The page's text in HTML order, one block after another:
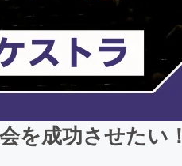
を成功させたい！